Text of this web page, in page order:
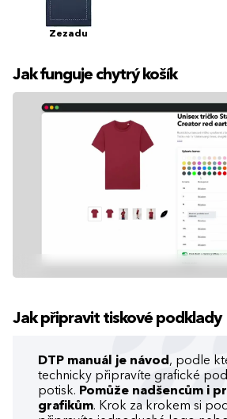
Zezadu
Jak funguje chytrý košík
Jak připravit tiskové podklady
DTP manuál je návod , podle
technicky připravíte grafické
potisk. Pomůže nadšencům i
grafikům. Krok za krokem si